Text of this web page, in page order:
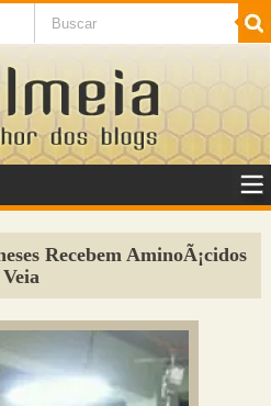
SaÃºde
Recebem AminoÃ¡cidos